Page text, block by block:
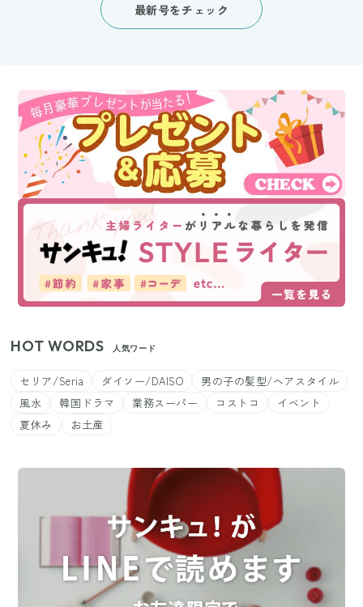
最新号をチェック
HOT WORDS 人気ワード
セリア/Seria ダイソー/DAISO
男の子の髪型/ヘアスタイル
風水
韓国ドラマ 業務スーパー コストコ
イベント
夏休み
お土産